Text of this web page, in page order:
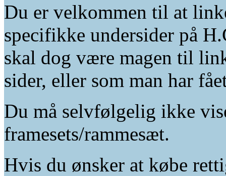
Du er velkommen til at
specifikke undersider på
skal dog være magen til
sider, eller som man har
Du må selvfølgelig ikke
framesets/rammesæt.
Hvis du ønsker at købe